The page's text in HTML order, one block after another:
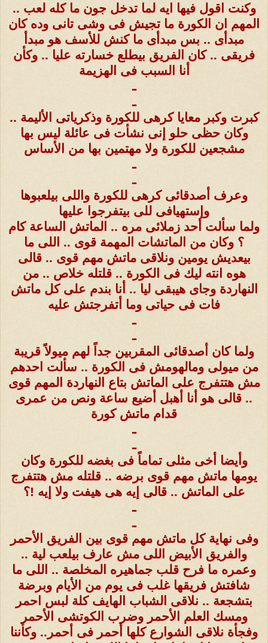
وكنت اقول فيها ايه لما تدخل جون ما كله لعب ..
المهم ان الكورة ما تجيش فى وشى تانى وده كان
مبدأى .. بس مبدأى ما كنش للأسف هو مبدأ
فريقى .. كان الفريق بيطلع خسارته عليا .. وكأن
أنا السبب فى الهزيمة
ـ
ـ
كبرت وكبر معايا كرهى للكورة وذكرياتى الأليمة ..
وكان حظى حلو إنى نشأت فى عائلة ليس بها
مشجعين للكورة ولا مهتمين بها من الأساس
ـ
ـ
وعرف أصدقائى كرهى للكورة واللى بيلعبوها
وإستهيافى للى بيتفرجوا عليها
ولما سألت أحد زملائى مره .. الماتش الساعة كام
؟ وكان من الماتشات المهمة قوى .. اللى ما
بيعديش يومين ونلاقى ماتش مهم قوى .. قالى
هوه انته ليك فى الكورة .. قلتله خلاص .. من
النهاردة وجاى هيبقى ليا .. أنا بندم على كل ماتش
فات فى حياتى وما أتفرجتش عليه
ـ
ـ
ولما كان أصدقائى المقربين جداً لهم ميولاً قريبة
من ميولى ومالهومش فى الكورة .. سألت احدهم
مش هتتفرج على الماتش بتاع النهاردة المهم قوى
.. قالى هو أنا أهبل أضيع ساعة ونص من عمرى
قدام ماتش كورة
ـ
ـ
وأيضا أخى مثلى تماماً فى بغضه للكورة وكان
يومها ماتش مهم قوى برضه .. قلتله مش هتتفرج
على الماتش .. قالى إيه هى هيفت ولا إيه !؟
ـ
ـ
وفى نهاية كل ماتش مهم قوى بين الفريق الأحمر
والفريق الأبيض اللى مش عارف بيلعب لية ..
وعمره ما فرح قلب جماهيره المخلصة .. اللى ما
شافتش فريقها غلب فى يوم من الأيام وبرضة
بتشجعة .. نلاقى الشباب الهايف كلة لبس احمر
ومسك العلم الأحمر وضرب الكوتشى الأحمر
وفجأة نلاقى الشوارع كلها أحمر فى أحمر.. وكأننا